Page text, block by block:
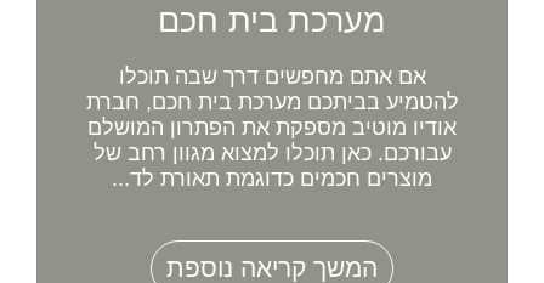
מערכת בית חכם
אם אתם מחפשים דרך שבה תוכלו
להטמיע בביתכם מערכת בית חכם, חברת
אודיו מוטיב מספקת את הפתרון המושלם
עבורכם. כאן תוכלו למצוא מגוון רחב של
מוצרים חכמים כדוגמת תאורת לד...
המשך קריאה נוספת